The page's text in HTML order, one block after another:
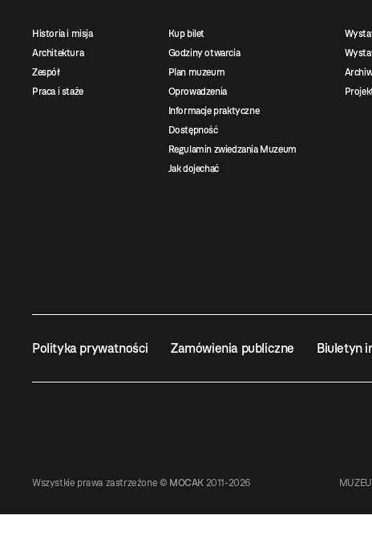
Historia i misja
Architektura
Zespół
Praca i staże
Kup bilet
Godziny otwarcia
Plan muzeum
Oprowadzenia
Informacje praktyczne
Dostępność
Regulamin zwiedzania Muzeum
Jak dojechać
Polityka prywatności Zamówienia publiczne Biuletyn
Wszystkie prawa zastrzeżone © MOCAK 2011-2026